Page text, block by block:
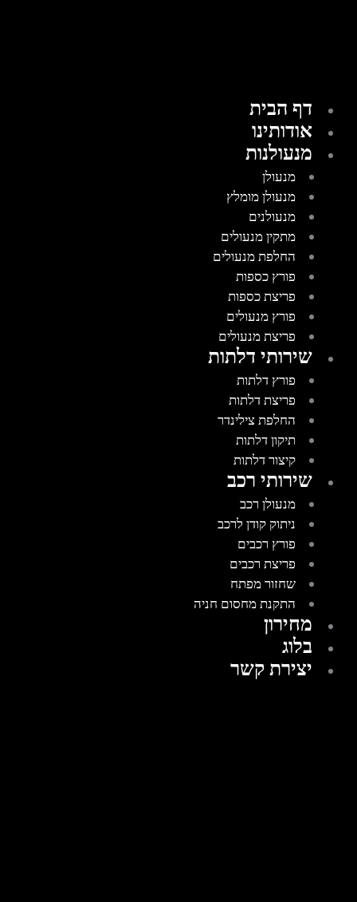
דף הבית
אודותינו
מנעולנות
מנעולן
מנעולן מומלץ
מנעולנים
מתקין מנעולים
החלפת מנעולים
פורץ כספות
פריצת כספות
פורץ מנעולים
פריצת מנעולים
שירותי דלתות
פורץ דלתות
פריצת דלתות
החלפת צילינדר
תיקון דלתות
קיצור דלתות
שירותי רכב
מנעולן רכב
ניתוק קודן לרכב
פורץ רכבים
פריצת רכבים
שחזור מפתח
התקנת מחסום חניה
מחירון
בלוג
יצירת קשר